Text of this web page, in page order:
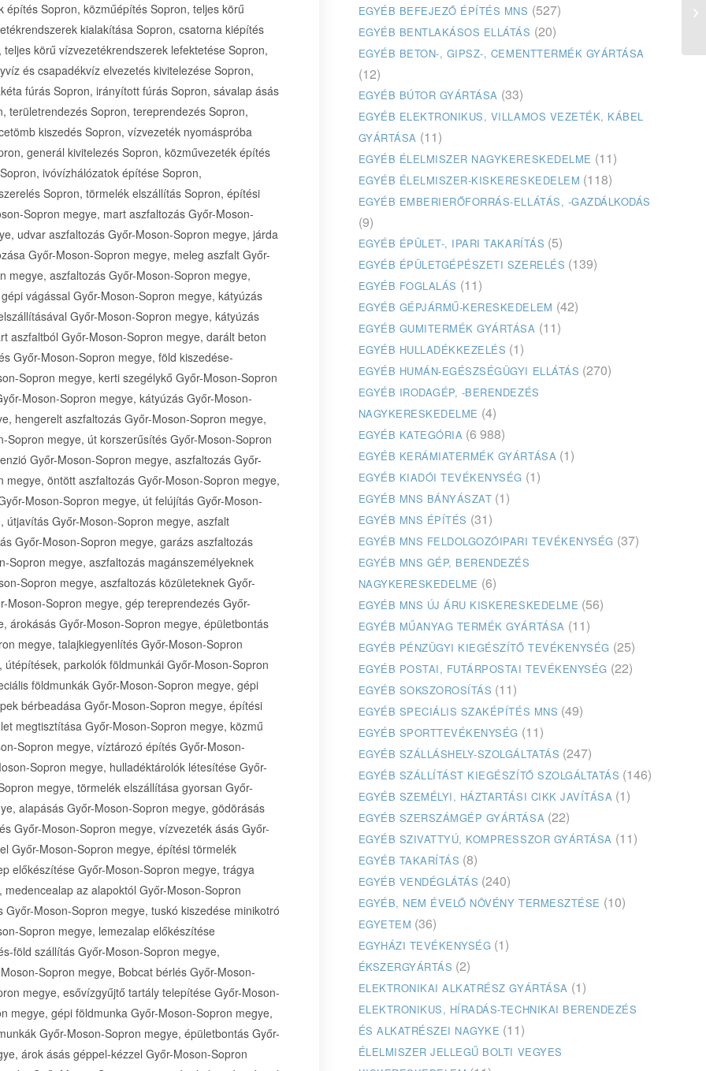
EGYÉB BEFEJEZŐ ÉPÍTÉS MNS (527)
EGYÉB BENTLAKÁSOS ELLÁTÁS (20)
EGYÉB BETON-, GIPSZ-, CEMENTTERMÉK GYÁRTÁSA
(12)
EGYÉB BÚTOR GYÁRTÁSA (33)
EGYÉB ELEKTRONIKUS, VILLAMOS VEZETÉK, KÁBEL
GYÁRTÁSA (11)
EGYÉB ÉLELMISZER NAGYKERESKEDELME (11)
EGYÉB ÉLELMISZER-KISKERESKEDELEM (118)
EGYÉB EMBERIERŐFORRÁS-ELLÁTÁS, -GAZDÁLKODÁS
(9)
EGYÉB ÉPÜLET-, IPARI TAKARÍTÁS (5)
EGYÉB ÉPÜLETGÉPÉSZETI SZERELÉS (139)
EGYÉB FOGLALÁS (11)
EGYÉB GÉPJÁRMŰ-KERESKEDELEM (42)
EGYÉB GUMITERMÉK GYÁRTÁSA (11)
EGYÉB HULLADÉKKEZELÉS (1)
EGYÉB HUMÁN-EGÉSZSÉGÜGYI ELLÁTÁS (270)
EGYÉB IRODAGÉP, -BERENDEZÉS
NAGYKERESKEDELME (4)
EGYÉB KATEGÓRIA (6 988)
EGYÉB KERÁMIATERMÉK GYÁRTÁSA (1)
EGYÉB KIADÓI TEVÉKENYSÉG (1)
EGYÉB MNS BÁNYÁSZAT (1)
EGYÉB MNS ÉPÍTÉS (31)
EGYÉB MNS FELDOLGOZÓIPARI TEVÉKENYSÉG (37)
EGYÉB MNS GÉP, BERENDEZÉS
NAGYKERESKEDELME (6)
EGYÉB MNS ÚJ ÁRU KISKERESKEDELME (56)
EGYÉB MŰANYAG TERMÉK GYÁRTÁSA (11)
EGYÉB PÉNZÜGYI KIEGÉSZÍTŐ TEVÉKENYSÉG (25)
EGYÉB POSTAI, FUTÁRPOSTAI TEVÉKENYSÉG (22)
EGYÉB SOKSZOROSÍTÁS (11)
EGYÉB SPECIÁLIS SZAKÉPÍTÉS MNS (49)
EGYÉB SPORTTEVÉKENYSÉG (11)
EGYÉB SZÁLLÁSHELY-SZOLGÁLTATÁS (247)
EGYÉB SZÁLLÍTÁST KIEGÉSZÍTŐ SZOLGÁLTATÁS (146)
EGYÉB SZEMÉLYI, HÁZTARTÁSI CIKK JAVÍTÁSA (1)
EGYÉB SZERSZÁMGÉP GYÁRTÁSA (22)
EGYÉB SZIVATTYÚ, KOMPRESSZOR GYÁRTÁSA (11)
EGYÉB TAKARÍTÁS (8)
EGYÉB VENDÉGLÁTÁS (240)
EGYÉB, NEM ÉVELŐ NÖVÉNY TERMESZTÉSE (10)
EGYETEM (36)
EGYHÁZI TEVÉKENYSÉG (1)
ÉKSZERGYÁRTÁS (2)
ELEKTRONIKAI ALKATRÉSZ GYÁRTÁSA (1)
ELEKTRONIKUS, HÍRADÁS-TECHNIKAI BERENDEZÉS
ÉS ALKATRÉSZEI NAGYKE (11)
ÉLELMISZER JELLEGŰ BOLTI VEGYES